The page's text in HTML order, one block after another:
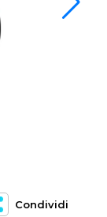
Condividi